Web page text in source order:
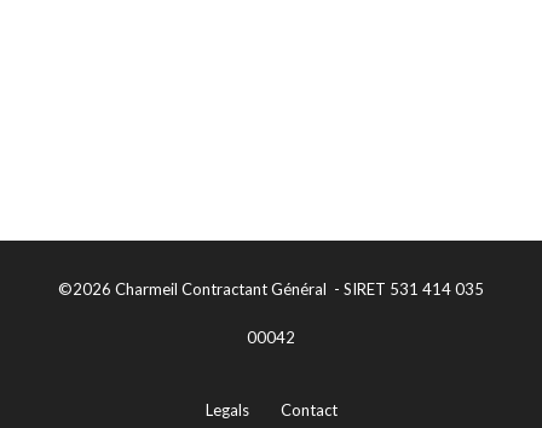
©2026 Charmeil Contractant Général - SIRET 531 414 035
00042
Legals Contact